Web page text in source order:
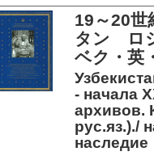
19～20世
タン ロ
ベク・英
- начала
архивов.
рус.яз.)./
наследие